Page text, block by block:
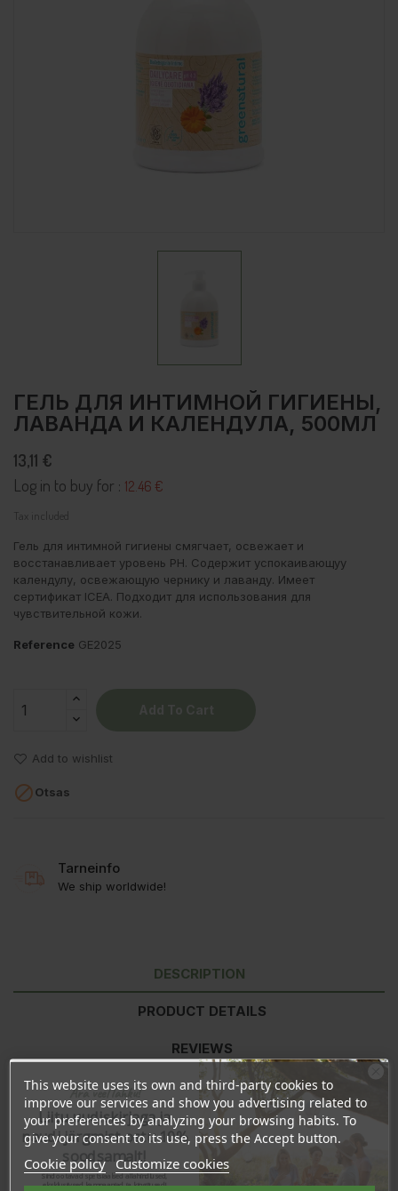
ГЕЛЬ ДЛЯ ИНТИМНОЙ ГИГИЕНЫ,
ЛАВАНДА И КАЛЕНДУЛА, 500МЛ
13,11 €
Log in to buy for : 12.46 €
Tax included
Гель для интимной гигиены смягчает, освежает и
восстанавливает уровень PH. Содержит успокаивающуу
календулу, освежающую чернику и лаванду. Имеет
сертификат ICEA. Подходит для использования для
чувствительной кожи.
Reference GE2025
Add to wishlist
Otsas
Tarneinfo
We ship worldwide!
DESCRIPTION
PRODUCT DETAILS
REVIEWS
Состав:Aqua (Water), Sorbitol, Cocamidopropyl Hydroxysultaine,
Caprylyl/Capryl Glucoside, Glycerin, Disodium Capryloyl
Glutamate, Sodium Chloride, Lactic acid, Xanthan Gum, Lavandula
Hybrida Oil*, Calendula Officinalis Flower Extract*, Vaccinum
Myrtillus Fruit Extract*, Linalool.
This website uses its own and third-party cookies to
improve our services and show you advertising related to
your preferences by analyzing your browsing habits. To
give your consent to its use, press the Accept button.
Cookie policy Customize cookies
Ära veel lahku!
Liitu uudiskirjaga ja
naudi järgmist ostu 10%
soodsamalt!
Sind ootavad spetsiaalsed allahindlused,
eksklusiivsed kampaaniad ja kingitused!